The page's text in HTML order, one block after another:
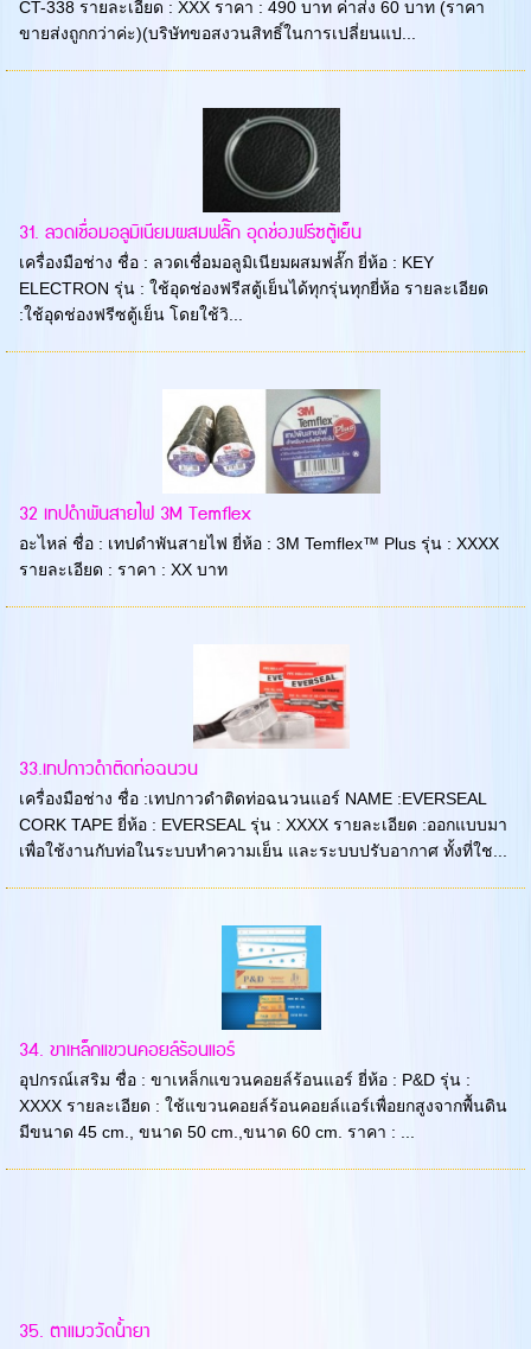
CT-338 รายละเอียด : XXX ราคา : 490 บาท ค่าส่ง 60 บาท (ราคา
ขายส่งถูกกว่าค่ะ)(บริษัทขอสงวนสิทธิ์ในการเปลี่ยนแป...
31. ลวดเชื่อมอลูมิเนียมผสมฟลั๊ก อุดช่องฟรีซตู้เย็น
เครื่องมือช่าง ชื่อ : ลวดเชื่อมอลูมิเนียมผสมฟลั๊ก ยี่ห้อ : KEY
ELECTRON รุ่น : ใช้อุดช่องฟรีสตู้เย็นได้ทุกรุ่นทุกยี่ห้อ รายละเอียด
:ใช้อุดช่องฟรีซตู้เย็น โดยใช้วิ...
32 เทปดำพันสายไฟ 3M Temflex
อะไหล่ ชื่อ : เทปดำพันสายไฟ ยี่ห้อ : 3M Temflex™ Plus รุ่น : XXXX
รายละเอียด : ราคา : XX บาท
33.เทปกาวดำติดท่อฉนวน
เครื่องมือช่าง ชื่อ :เทปกาวดำติดท่อฉนวนแอร์ NAME :EVERSEAL
CORK TAPE ยี่ห้อ : EVERSEAL รุ่น : XXXX รายละเอียด :ออกแบบมา
เพื่อใช้งานกับท่อในระบบทำความเย็น และระบบปรับอากาศ ทั้งที่ใช...
34. ขาเหล็กแขวนคอยล์ร้อนแอร์
อุปกรณ์เสริม ชื่อ : ขาเหล็กแขวนคอยล์ร้อนแอร์ ยี่ห้อ : P&D รุ่น :
XXXX รายละเอียด : ใช้แขวนคอยล์ร้อนคอยล์แอร์เพื่อยกสูงจากพื้นดิน
มีขนาด 45 cm., ขนาด 50 cm.,ขนาด 60 cm. ราคา : ...
35. ตาแมววัดน้ำยา